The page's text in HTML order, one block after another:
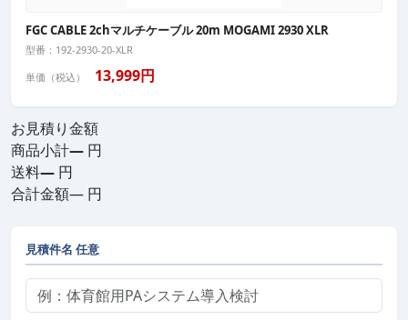
FGC CABLE 2chマルチケーブル 20m MOGAMI 2930 XLR
型番：192-2930-20-XLR
単価（税込）
13,999円
お見積り金額
商品小計— 円
送料— 円
合計金額— 円
見積件名 任意